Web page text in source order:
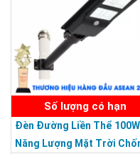
SẢN PHẨM DỊCH
Số lượng có hạn
Đèn Đường Liền Thể 100W
Năng Lượng Mặt Trời